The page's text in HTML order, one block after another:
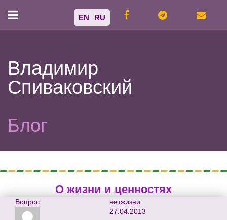
EN RU
Владимир
Спиваковский
Блог
О жизни и ценностях
Вопрос
нетжизни
27.04.2013